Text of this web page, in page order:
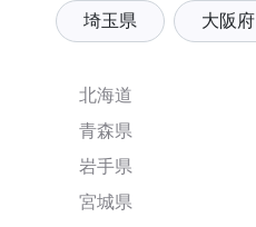
埼玉県 大阪府
北海道
青森県
岩手県
宮城県